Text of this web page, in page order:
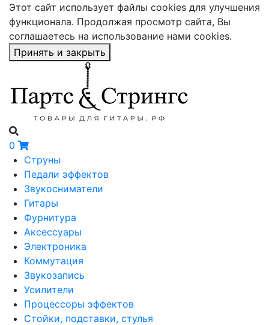
Этот сайт использует файлы cookies для улучшения
функционала. Продолжая просмотр сайта, Вы
соглашаетесь на использование нами cookies.
Принять и закрыть
0
Струны
Педали эффектов
Звукосниматели
Гитары
Фурнитура
Аксессуары
Электроника
Коммутация
Звукозапись
Усилители
Процессоры эффектов
Стойки, подставки, стулья